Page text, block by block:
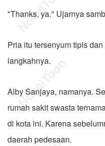
"Thanks, ya." Ujarnya
Pria itu tersenyum tipis
langkahnya.
Alby Sanjaya, namanya.
rumah sakit swasta
di kota ini. Karena
daerah pedesaan.